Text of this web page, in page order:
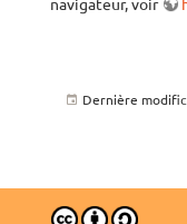
navigateur, voir
Dernière